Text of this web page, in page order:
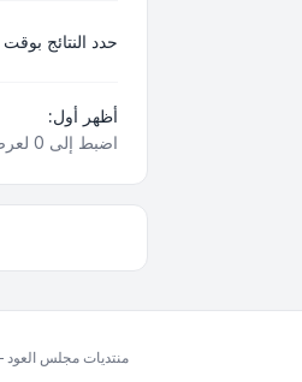
حدد النتائج
أظهر أول:
اضبط إلى 0 لعرض المشاركة كاملة.
منتديات مجلس العود – سياسة الخصوصية